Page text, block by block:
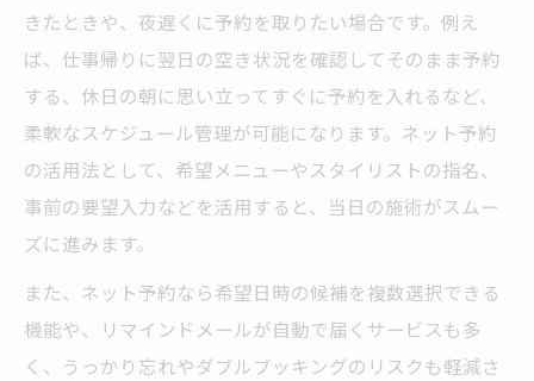
きたときや、夜遅くに予約を取りたい場合です。例え
ば、仕事帰りに翌日の空き状況を確認してそのまま予約
する、休日の朝に思い立ってすぐに予約を入れるなど、
柔軟なスケジュール管理が可能になります。ネット予約
の活用法として、希望メニューやスタイリストの指名、
事前の要望入力などを活用すると、当日の施術がスムー
ズに進みます。
また、ネット予約なら希望日時の候補を複数選択できる
機能や、リマインドメールが自動で届くサービスも多
く、うっかり忘れやダブルブッキングのリスクも軽減さ